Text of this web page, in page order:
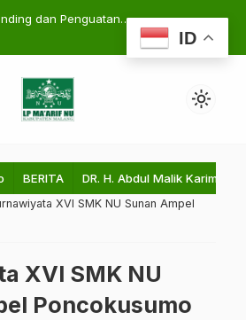
dan Penguatan
Rapat Koordinasi
PCNU Kabupaten
IPNU serta PC
light_mode
BERITA DR. H. Abdul Malik Karim
XVI SMK NU Sunan Ampel
XVI SMK NU
Poncokusumo
ID